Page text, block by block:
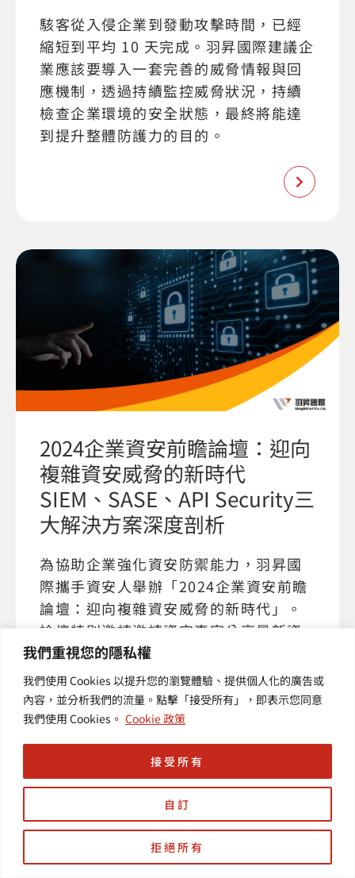
我們重視您的隱私權
我們使用 Cookies 以提升您的瀏覽體驗、提供個人化的廣告或
內容，並分析我們的流量。點擊「接受所有」，即表示您同意
我們使用 Cookies。 Cookie 政策
自訂
拒絕所有
接受所有
駭客從入侵企業到發動攻擊時間，已經
縮短到平均 10 天完成。羽昇國際建議企
業應該要導入一套完善的威脅情報與回
應機制，透過持續監控威脅狀況，持續
檢查企業環境的安全狀態，最終將能達
到提升整體防護力的目的。
2024企業資安前瞻論壇：迎向
複雜資安威脅的新時代
SIEM、SASE、API Security三
大解決方案深度剖析
為協助企業強化資安防禦能力，羽昇國
際攜手資安人舉辦「2024企業資安前瞻
論壇：迎向複雜資安威脅的新時代」。
論壇特別邀請邀請資安專家分享最新資
安技術與應用實例。本次論壇聚焦三大
核心議題：SIEM & SOAR 解決方案、新
世代企業網路架構 SASE，以及企業的
API 盤點與風險管理。